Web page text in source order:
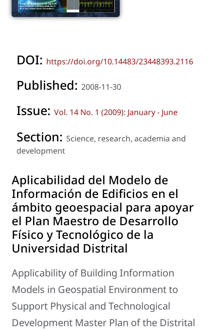
DOI: https://doi.org/10.14483/23448393.2116
Published: 2008-11-30
Issue: Vol. 14 No. 1 (2009): January - June
Section: Science, research, academia and
development
Aplicabilidad del Modelo de
Información de Edificios en el
ámbito geoespacial para apoyar
el Plan Maestro de Desarrollo
Físico y Tecnológico de la
Universidad Distrital
Applicability of Building Information
Models in Geospatial Environment to
Support Physical and Technological
Development Master Plan of the Distrital